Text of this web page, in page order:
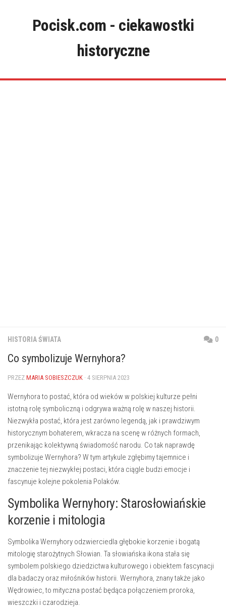
Pocisk.com - ciekawostki
historyczne
HISTORIA ŚWIATA 0
Co symbolizuje Wernyhora?
PRZEZ MARIA SOBIESZCZUK · 4 SIERPNIA 2023
Wernyhora to postać, która od⁤ wieków‌ w‍ polskiej kulturze pełni
⁣istotną rolę symboliczną i odgrywa ważną rolę w naszej historii.
Niezwykła‍ postać, która jest ⁣zarówno legendą, jak i prawdziwym
historycznym bohaterem, ‌wkracza⁤ na scenę w różnych‌ formach,
przenikając⁤ kolektywną świadomość narodu.⁢ Co tak naprawdę
‌symbolizuje Wernyhora? W tym artykule zgłębimy‍ tajemnice i
znaczenie tej niezwykłej postaci,‍ która‌ ciągle‍ budzi ⁤emocje i
fascynuje kolejne pokolenia‍ Polaków.
Symbolika ​Wernyhory: Starosłowiańskie
korzenie i ‌mitologia
Symbolika Wernyhory⁤ odzwierciedla ‌głębokie korzenie⁤ i bogatą
mitologię ​starożytnych Słowian. ​Ta ⁤słowiańska ikona stała ⁤się
symbolem polskiego dziedzictwa kulturowego ⁢i obiektem fascynacji ​
dla badaczy oraz miłośników‍ historii. Wernyhora, znany także jako
‌Wędrowiec, to mityczna postać będąca połączeniem proroka,
wieszczki i ‍czarodzieja.